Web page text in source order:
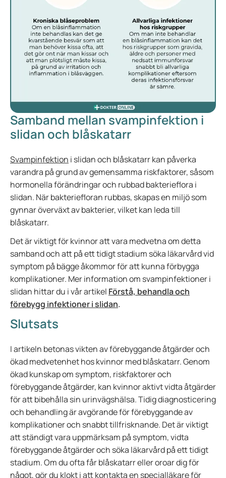
Samband mellan svampinfektion i
slidan och blåskatarr
Svampinfektion i slidan och blåskatarr kan påverka
varandra på grund av gemensamma riskfaktorer, såsom
hormonella förändringar och rubbad bakterieflora i
slidan. När bakteriefloran rubbas, skapas en miljö som
gynnar överväxt av bakterier, vilket kan leda till
blåskatarr.
Det är viktigt för kvinnor att vara medvetna om detta
samband och att på ett tidigt stadium söka läkarvård vid
symptom på bägge åkommor för att kunna förbygga
komplikationer. Mer information om svampinfektioner i
slidan hittar du i vår artikel Förstå, behandla och
förebygg infektioner i slidan.
Slutsats
I artikeln betonas vikten av förebyggande åtgärder och
ökad medvetenhet hos kvinnor med blåskatarr. Genom
ökad kunskap om symptom, riskfaktorer och
förebyggande åtgärder, kan kvinnor aktivt vidta åtgärder
för att bibehålla sin urinvägshälsa. Tidig diagnosticering
och behandling är avgörande för förebyggande av
komplikationer och snabbt tillfrisknande. Det är viktigt
att ständigt vara uppmärksam på symptom, vidta
förebyggande åtgärder och söka läkarvård på ett tidigt
stadium. Om du ofta får blåskatarr eller oroar dig för
något, gör du klokt i att kontakta en specialläkare för